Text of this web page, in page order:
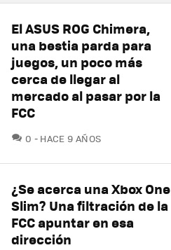
El ASUS ROG Chimera,
una bestia parda para
juegos, un poco más
cerca de llegar al
mercado al pasar por la
FCC
0 COMENTARIOS
HACE 9 AÑOS
¿Se acerca una Xbox One
Slim? Una filtración de la
FCC apuntar en esa
dirección